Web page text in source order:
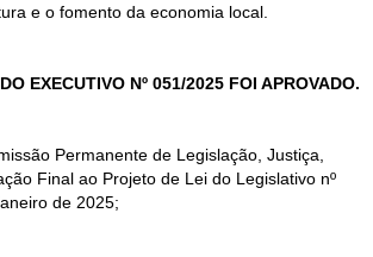
e o fomento da economia local.
EXECUTIVO Nº 051/2025 FOI APROVADO.
Permanente de Legislação, Justiça,
Final ao Projeto de Lei do Legislativo nº
de 2025;